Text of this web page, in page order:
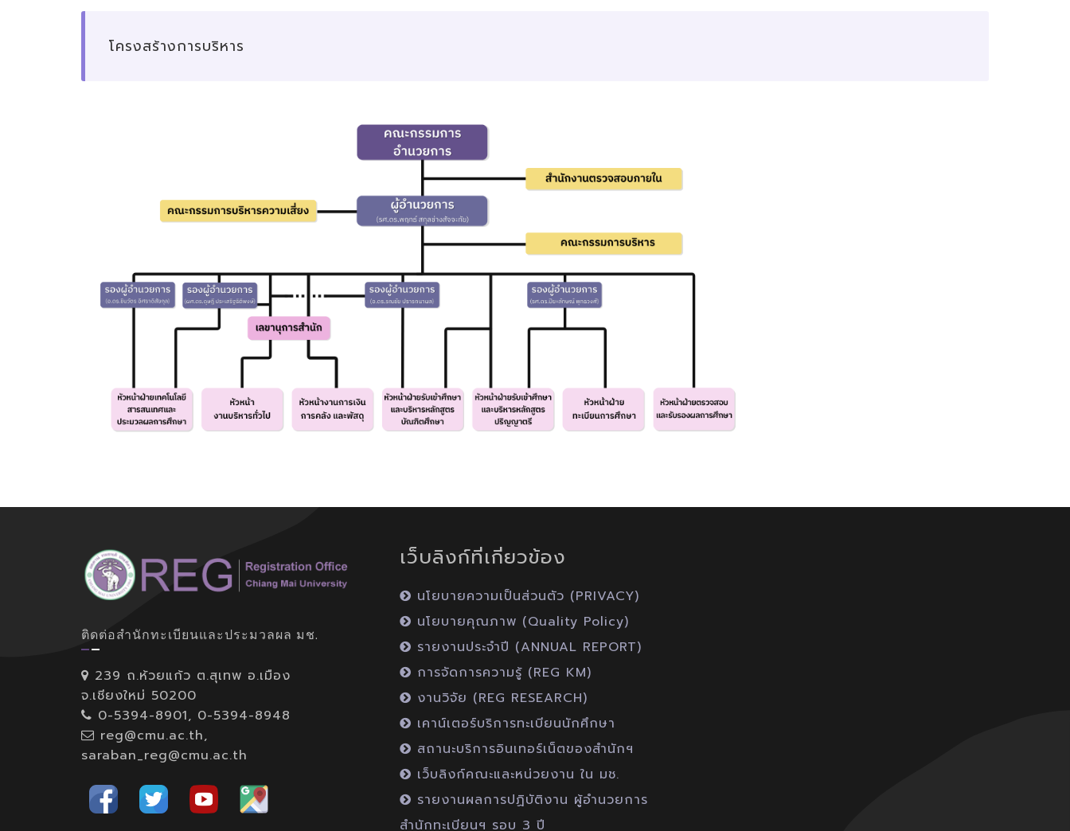
โครงสร้างการบริหาร
ติดต่อสำนักทะเบียนและประมวลผล มช.
239 ถ.ห้วยแก้ว ต.สุเทพ อ.เมือง
จ.เชียงใหม่ 50200
0-5394-8901, 0-5394-8948
reg@cmu.ac.th,
saraban_reg@cmu.ac.th
เว็บลิงก์ที่เกี่ยวข้อง
นโยบายความเป็นส่วนตัว (PRIVACY)
นโยบายคุณภาพ (Quality Policy)
รายงานประจำปี (ANNUAL REPORT)
การจัดการความรู้ (REG KM)
งานวิจัย (REG RESEARCH)
เคาน์เตอร์บริการทะเบียนนักศึกษา
สถานะบริการอินเทอร์เน็ตของสำนักฯ
เว็บลิงก์คณะและหน่วยงาน ใน มช.
รายงานผลการปฏิบัติงาน ผู้อำนวยการ
สำนักทะเบียนฯ รอบ 3 ปี